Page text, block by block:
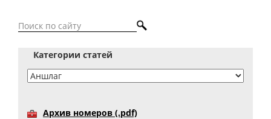
Категории статей
Архив номеров (.pdf)